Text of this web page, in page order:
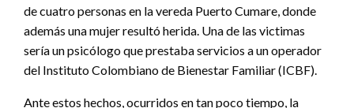
de cuatro personas en la vereda Puerto Cumare, donde
además una mujer resultó herida. Una de las victimas
sería un psicólogo que prestaba servicios a un operador
del Instituto Colombiano de Bienestar Familiar (ICBF).
Ante estos hechos, ocurridos en tan poco tiempo, la